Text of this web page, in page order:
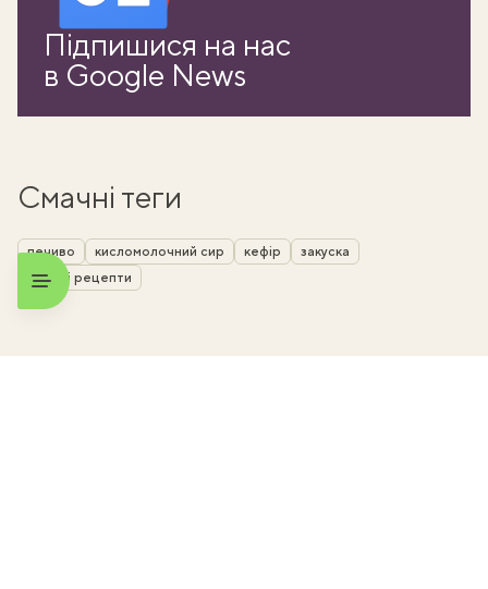
Підпишися на нас
в Google News
Смачні теги
печиво кисломолочний сир кефір
закуска
прості рецепти